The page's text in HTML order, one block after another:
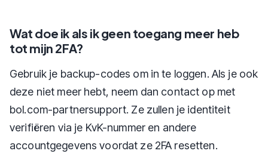
Wat doe ik als ik geen toegang meer heb
tot mijn 2FA?
Gebruik je backup-codes om in te loggen. Als je ook
deze niet meer hebt, neem dan contact op met
bol.com-partnersupport. Ze zullen je identiteit
verifiëren via je KvK-nummer en andere
accountgegevens voordat ze 2FA resetten.